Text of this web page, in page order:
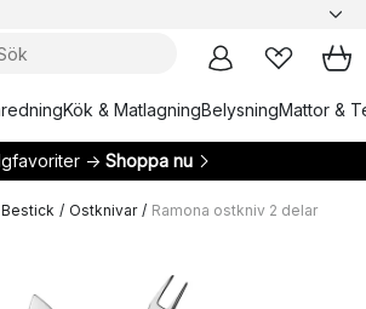
Kök & MatlagningBelysningMattor &
→ Shoppa nu
Bestick / Ostknivar / Ramona ostkniv 2 delar